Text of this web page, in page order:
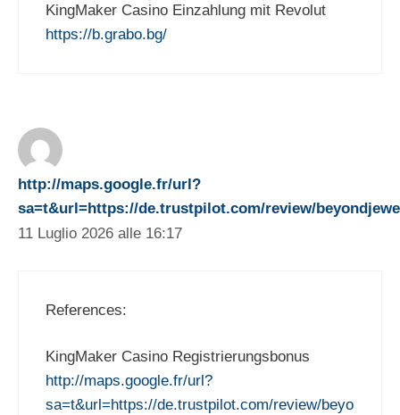
KingMaker Casino Einzahlung mit Revolut
https://b.grabo.bg/
http://maps.google.fr/url?
sa=t&url=https://de.trustpilot.com/review/
11 Luglio 2026 alle 16:17
References:
KingMaker Casino Registrierungsbonus
http://maps.google.fr/url?
sa=t&url=https://de.trustpilot.com/review/beyo